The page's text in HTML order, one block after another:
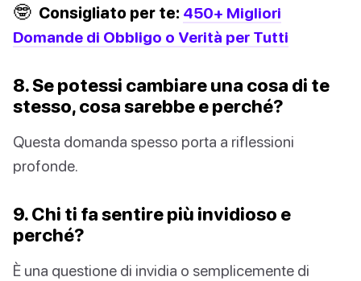
🤓 Consigliato per te: 450+ Migliori
Domande di Obbligo o Verità per Tutti
8. Se potessi cambiare una cosa di te
stesso, cosa sarebbe e perché?
Questa domanda spesso porta a riflessioni
profonde.
9. Chi ti fa sentire più invidioso e
perché?
È una questione di invidia o semplicemente di